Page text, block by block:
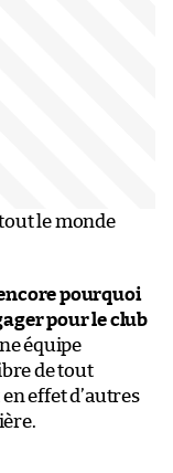
le monde
pourquoi
pour le club
équipe
de tout
effet d’autres